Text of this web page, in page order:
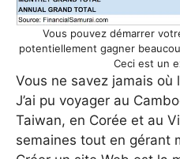
Vous pouvez démarrer
potentiellement gagner
Ceci est un
Vous ne savez jamais où
J’ai pu voyager au
Taiwan, en Corée et au
semaines tout en gérant